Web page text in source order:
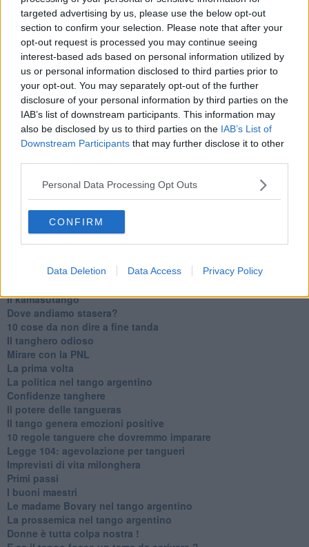
targeted advertising by us, please use the below opt-out
section to confirm your selection. Please note that after your
opt-out request is processed you may continue seeing
interest-based ads based on personal information utilized by
us or personal information disclosed to third parties prior to
your opt-out. You may separately opt-out of the further
disclosure of your personal information by third parties on the
IAB’s list of downstream participants. This information may
also be disclosed by us to third parties on the IAB’s List of
Downstream Participants that may further disclose it to other
Personal Data Processing Opt Outs
CONFIRM
Data Deletion Data Access Privacy Policy
viventi.
Maria Caruso
Se vuoi leggere le notizie principali della Toscana iscriviti alla
Newsletter QUInews - ToscanaMedia.Arriva gratis tutti i giorni
Ti potrebbe interessare anche:
Articoli dal Blog “Parole milonguere” di Maria Caruso
Diario di una tanghera
Sedotti e abbandonati nel tango argentino
Il kamasutango
Dove andiamo stasera?
10 cose da non dire a fine tanda
Il tanghero odioso
Mirare con la PNL
La prima volta
La politica nel tango argentino
Confidenze tanghere
Il potere delle tangueras
Il tango genera emozioni positive
10 regole tanguere che dovremmo imparare
Legge 104: agevolazione per tangueri
Imprevisti di vita milonghera
Primi passi
I buoni maestri
Le madame Bovary nel tango argentino
La prossemica nel tango argentino
Donne è tutta colpa nostra !